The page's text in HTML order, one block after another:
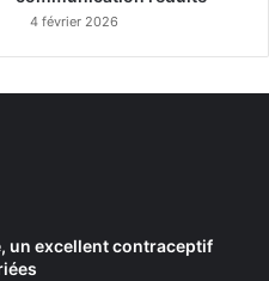
4 février 2026
un excellent contraceptif